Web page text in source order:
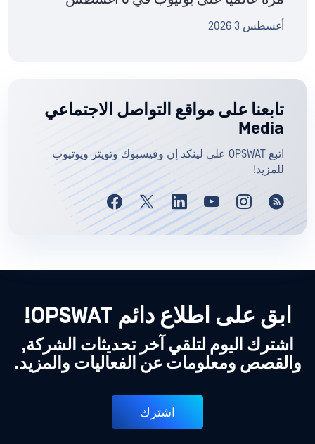
أغسطس 3 2026
تابعنا على مواقع التواصل الاجتماعي
Media
اتبع OPSWAT على لينكد إن وفيسبوك وتويتر ويوتيوب
للمزيد!
ابق على اطلاع دائم OPSWAT!
اشترك اليوم لتلقي آخر تحديثات الشركة,
والقصص ومعلومات عن الفعاليات والمزيد.
اشترك